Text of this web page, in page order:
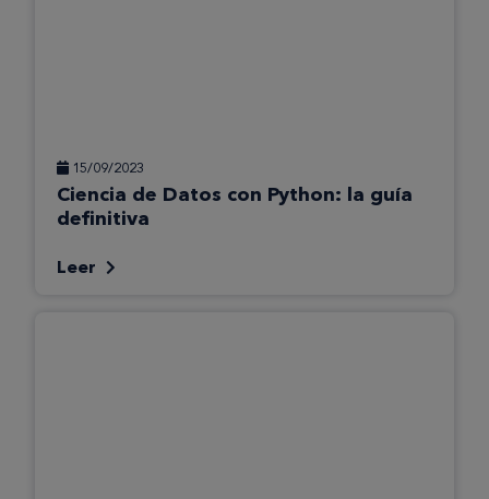
15/09/2023
Ciencia de Datos con Python: la guía
definitiva
Leer